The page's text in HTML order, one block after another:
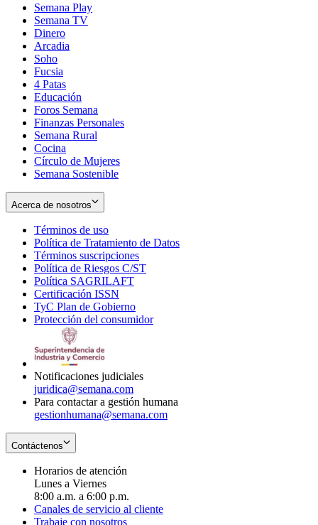
Semana Play
Semana TV
Dinero
Arcadia
Soho
in
new
window
Fucsia
in
new
window
4 Patas
Educación
Foros Semana
Finanzas Personales
Semana Rural
Cocina
Círculo de Mujeres
Semana Sostenible
Acerca de nosotros
Términos de uso
in
new
window
Política de Tratamiento de Datos
Términos suscripciones
in
Política de Riesgos C/ST
Política SAGRILAFT
new
window
Certificación ISSN
in
new
TyC Plan de Gobierno
in
Protección del consumidorOpens
Notificaciones judiciales
juridica@semana.com
Para contactar a gestión humana
gestionhumana@semana.com
Contáctenos
Horarios de atención
Lunes a Viernes
8:00 a.m. a 6:00 p.m.
Canales de servicio al cliente
Trabaje con nosotros